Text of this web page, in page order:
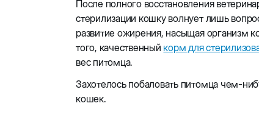
После полного восстановления
стерилизации кошку волнует лишь
развитие ожирения, насыщая организм
того, качественный корм для
вес питомца.
Захотелось побаловать питомца чем-
кошек.